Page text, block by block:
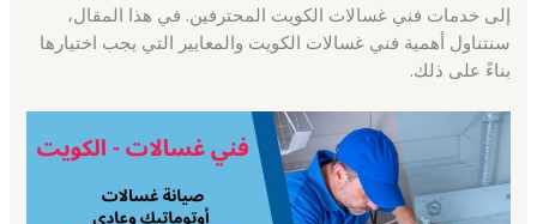
إلى خدمات فني غسالات الكويت المحترفين. في هذا المقال،
سنتناول أهمية فني غسالات الكويت والمعايير التي يجب اختيارها
بناءً على ذلك.